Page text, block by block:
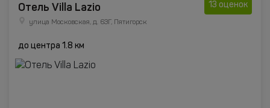
13 оценок
Отель Villa Lazio
улица Московская, д. 63Г, Пятигорск
до центра 1.8 км